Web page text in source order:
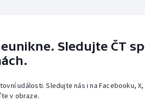
Sledujte ČT
události. Sledujte nás i na Facebooku, X,
v obraze.